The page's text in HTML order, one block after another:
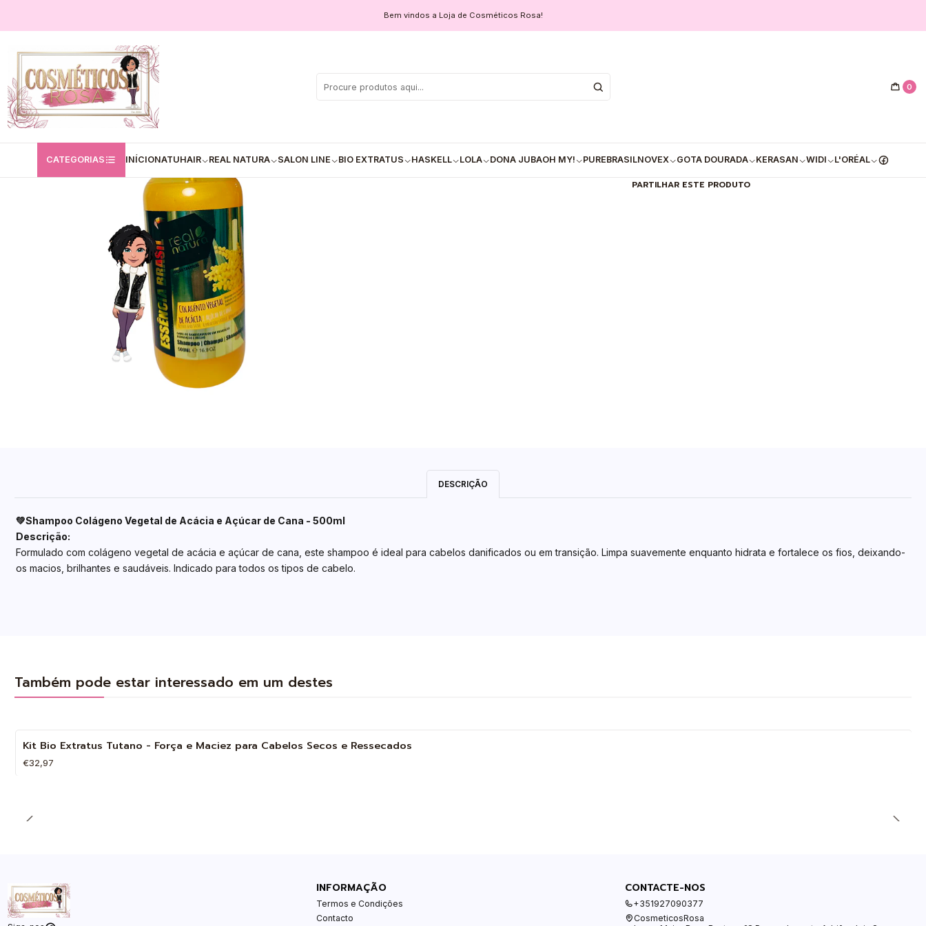
0
CATEGORIAS INÍCIONATUHAIR REAL NATURA SALON LINE BIO EXTRATUS HASKELL LOLA DONA JUBAOH MY! PUREBRASILNOVEX GOTA DOURADA KERASAN WIDI L'ORÉAL
Bem vindos a Loja de Cosméticos Rosa!
💚Real Natura:Shampoo Colágeno Vegetal de Acácia e Açúcar de Cana - 500ml
💚Real Natura:Shampoo Colágeno Vegetal de
Acácia e Açúcar de Cana - 500ml
Mostrar stock das localizações
PARTILHAR ESTE PRODUTO
DESCRIÇÃO
💚Shampoo Colágeno Vegetal de Acácia e Açúcar de Cana - 500ml
Descrição:
Formulado com colágeno vegetal de acácia e açúcar de cana, este shampoo é ideal para cabelos danificados ou em transição. Limpa suavemente enquanto hidrata e fortalece os fios, deixando-
os macios, brilhantes e saudáveis. Indicado para todos os tipos de cabelo.
Também pode estar interessado em um destes
Kit Bio Extratus Tutano - Força e Maciez para Cabelos Secos e Ressecados
€32,97
INFORMAÇÃO
Termos e Condições
Contacto
CONTACTE-NOS
+351927090377
CosmeticosRosa